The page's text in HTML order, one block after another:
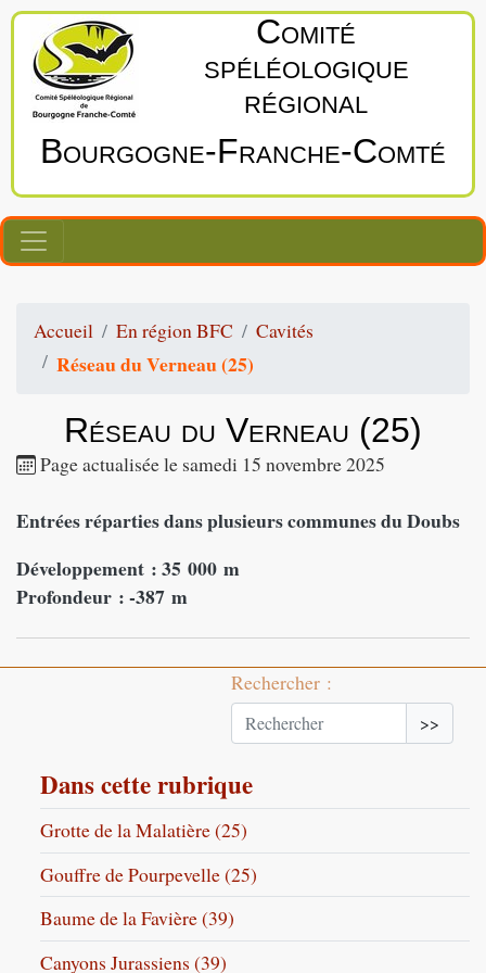
Comité
spéléologique
régional
Bourgogne‑Franche‑Comté
Accueil En région BFC Cavités
Réseau du Verneau (25)
Réseau du Verneau (25)
Page actualisée le samedi 15 novembre 2025
Entrées réparties dans plusieurs communes du Doubs
Développement : 35 000 m
Profondeur : -387 m
Rechercher :
>>
Dans cette rubrique
Grotte de la Malatière (25)
Gouffre de Pourpevelle (25)
Baume de la Favière (39)
Canyons Jurassiens (39)